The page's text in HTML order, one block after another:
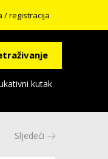
/ registracija
kutak
Sljedeći